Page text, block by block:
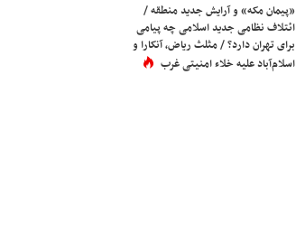
«پیمان مکه» و آرایش جدید منطقه /
ائتلاف نظامی جدید اسلامی چه پیامی
برای تهران دارد؟ / مثلث ریاض، آنکارا و
اسلام‌آباد علیه خلاء امنیتی غرب